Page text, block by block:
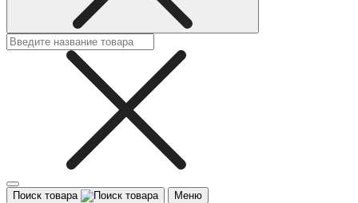
Поиск товара Меню